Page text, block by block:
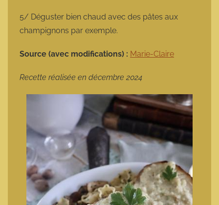
5/ Déguster bien chaud avec des pâtes aux
champignons par exemple.
Source (avec modifications) : Marie-Claire
Recette réalisée en décembre 2024